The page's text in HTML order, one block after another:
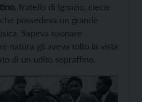
, fratello di Ignazio, cieco
possedeva un grande
Sapeva suonare
natura gli aveva tolto la vista
di un udito sopraffino.